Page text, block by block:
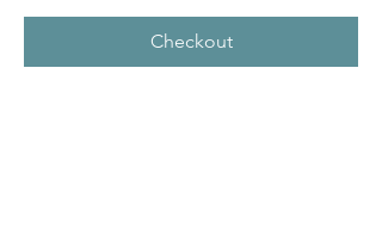
Checkout